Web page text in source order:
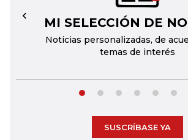
MI SELECCIÓN DE
Noticias personalizadas, de
temas de interés
←
SUSCRÍBASE YA